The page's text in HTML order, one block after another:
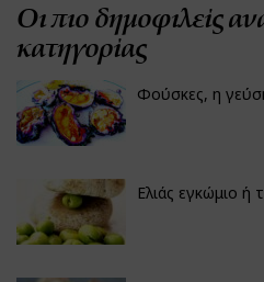
Οι πιο δημοφιλείς
κατηγορίας
Φούσκες, η
Ελιάς εγκώμιο ή